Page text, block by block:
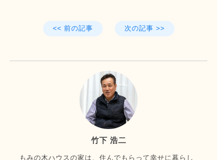
<< 前の記事 次の記事 >>
竹下 浩二
もみの木ハウスの家は、住んでもらって幸せに暮らし